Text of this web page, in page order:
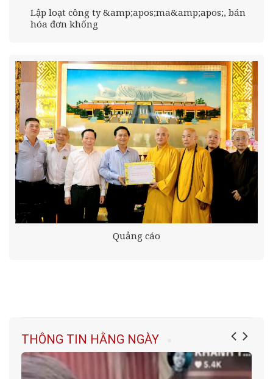
Lập loạt công ty &amp;apos;ma&amp;apos;, bán
hóa đơn khống
Quảng cáo
THÔNG TIN HẰNG NGÀY